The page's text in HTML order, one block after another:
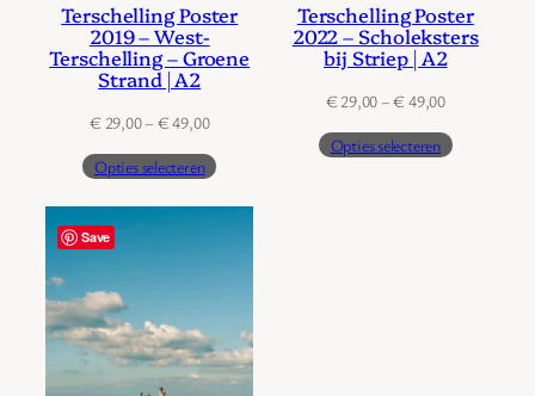
Terschelling Poster
2019 – West-
Terschelling – Groene
Strand | A2
€ 29,00– €49,00Prijsklasse:
tot
Opties selecteren
Terschelling Poster
2022 – Scholeksters
bij Striep | A2
€ 29,00–€ 49,00Prijsklasse:
tot
Opties selecteren
Save